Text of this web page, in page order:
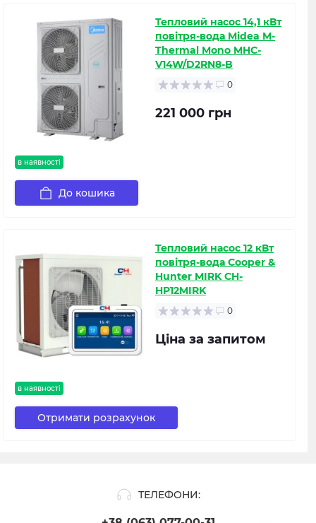
в наявності
Тепловий насос 14,1 кВт
повітря-вода Midea M-
Thermal Mono MHC-
V14W/D2RN8-B
0
221 000 грн
До кошика
в наявності
Тепловий насос 12 кВт
повітря-вода Cooper &
Hunter MIRK CH-
HP12MIRK
0
Ціна за запитом
Отримати розрахунок
ТЕЛЕФОНИ: